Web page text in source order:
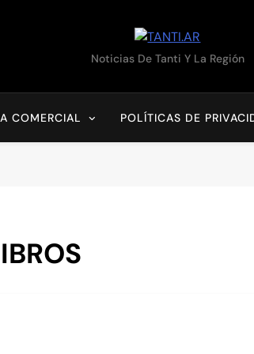
TANTI.ARNoticias De Tanti Y La Región
COMERCIAL POLÍTICAS DE